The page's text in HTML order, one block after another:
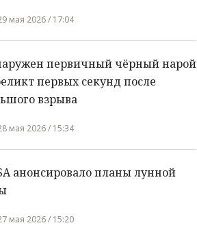
мая 2026 / 17:04
первичный чёрный нарой
первых секунд после
взрыва
мая 2026 / 15:34
анонсировало планы лунной
мая 2026 / 15:20